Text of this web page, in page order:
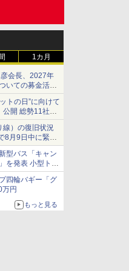
1カ月
会長、2027年
いての募金活動
トの日”に向けて
公開 総勢11社
線）の復旧状況
8月9日中に緊急
型バス「キャン
を発表 小型トラ
けバス
四輪バギー「グ
万円
もっと見る